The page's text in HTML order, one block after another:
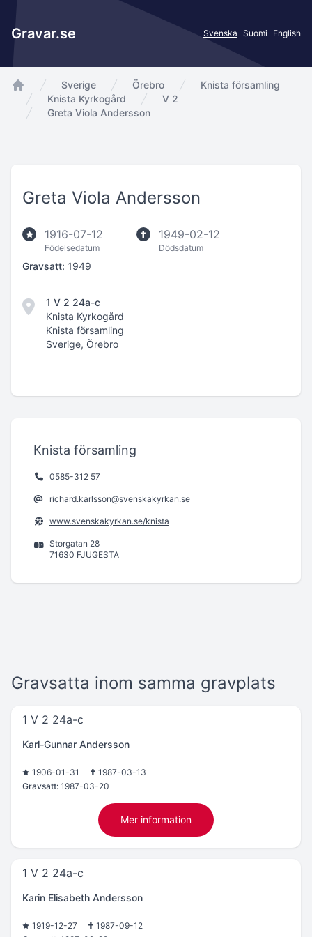
Gravar.se Svenska Suomi English
app.Start
Sverige Örebro
Knista församling
Knista Kyrkogård
V 2
Greta Viola Andersson
Greta Viola Andersson
1916-07-12
Födelsedatum
1949-02-12
Dödsdatum
Gravsatt: 1949
1 V 2 24a-c
Knista Kyrkogård
Knista församling
Sverige, Örebro
Knista församling
0585-312 57
richard.karlsson@svenskakyrkan.se
www.svenskakyrkan.se/knista
Storgatan 28
71630 FJUGESTA
Gravsatta inom samma gravplats
1 V 2 24a-c
Karl-Gunnar Andersson
1906-01-31
1987-03-13
Gravsatt: 1987-03-20
Mer information
1 V 2 24a-c
Karin Elisabeth Andersson
1919-12-27
1987-09-12